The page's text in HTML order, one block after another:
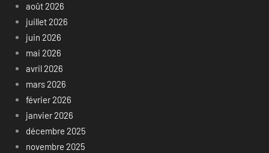
août 2026
juillet 2026
juin 2026
mai 2026
avril 2026
mars 2026
février 2026
janvier 2026
décembre 2025
novembre 2025